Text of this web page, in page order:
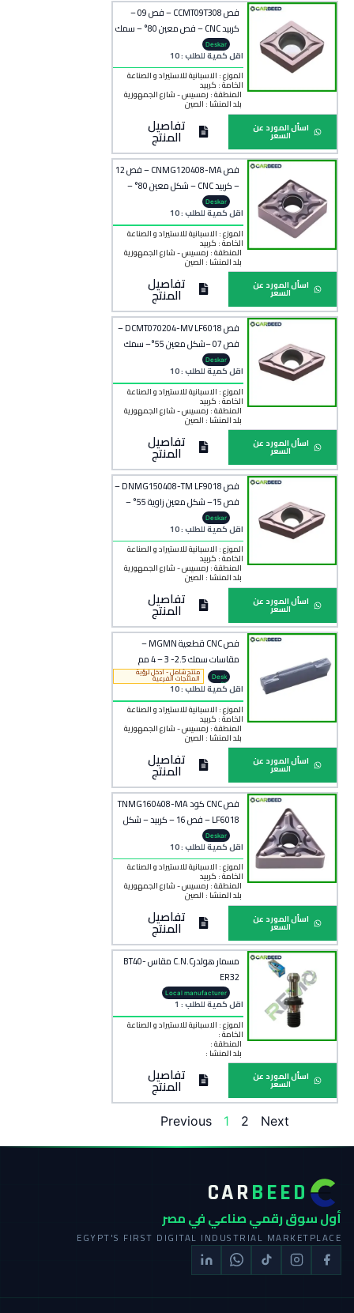
فص CCMT09T308 – فص 09 –
كربيد CNC – فص معين 80° – سمك
3.18 ممDeskar
اقل كمية للطلب : 10
الموزع : الاسبانية للاستيراد و الصناعة
الخامة : كربيد
المنطقة : رمسيس - شارع الجمهورية
بلد المنشأ : الصين
اسأل المورد عن
السعر تفاصيل
المنتج
فص CNMG120408-MA – فص 12
– كربيد CNC – شكل معين 80° –
نصف قطر 0.8 مم
Deskar
اقل كمية للطلب : 10
الموزع : الاسبانية للاستيراد و الصناعة
الخامة : كربيد
المنطقة :رمسيس - شارع الجمهورية
بلد المنشأ :الصين
اسأل المورد عن
السعر تفاصيل
المنتج
فص DCMT070204-MV LF6018 –
فص 07 –شكل معين 55°– سمك
2.38 ممDeskar
اقل كمية للطلب : 10
الموزع : الاسبانية للاستيراد و الصناعة
الخامة : كربيد
المنطقة :رمسيس - شارع الجمهورية
بلد المنشأ :الصين
اسأل المورد عن
السعر تفاصيل
المنتج
فص DNMG150408-TM LF9018 –
فص 15– شكل معين زاوية 55° –
سمك 4.76 مم
Deskar
اقل كمية للطلب : 10
الموزع : الاسبانية للاستيراد و الصناعة
الخامة : كربيد
المنطقة :رمسيس - شارع الجمهورية
بلد المنشأ :الصين
اسأل المورد عن
السعر تفاصيل
المنتج
فص CNC قطعية MGMN –
مقاسات سمك 2.5- 3 – 4 مم
Desk
ar
منتج شامل - ادخل لرؤية
المنتجات الفرعية
اقل كمية للطلب : 10
الموزع : الاسبانية للاستيراد و الصناعة
الخامة : كربيد
المنطقة :رمسيس - شارع الجمهورية
بلد المنشأ :الصين
اسأل المورد عن
السعر تفاصيل
المنتج
فص CNC كود TNMG160408-MA
LF6018 – فص 16 – كربيد – شكل
مثلثDeskar
اقل كمية للطلب : 10
الموزع : الاسبانية للاستيراد و الصناعة
الخامة : كربيد
المنطقة : رمسيس - شارع الجمهورية
بلد المنشأ : الصين
اسأل المورد عن
السعر تفاصيل
المنتج
مسمار هولدرC.N.C مقاس BT40-
ER32
Local manufacturer
اقل كمية للطلب : 1
الموزع : الاسبانية للاستيراد و الصناعة
الخامة :
المنطقة :
بلد المنشأ :
اسأل المورد عن
السعر تفاصيل
المنتج
Previous 1 2 Next
CARBEED
أول سوق رقمي صناعي في مصر
EGYPT'S FIRST DIGITAL INDUSTRIAL MARKETPLACE